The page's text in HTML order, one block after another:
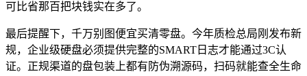
可比省那百把块钱实在多了。
最后提醒下，千万别图便宜买清零盘。今年质检总局刚发布新
规，企业级硬盘必须提供完整的SMART日志才能通过3C认
证。正规渠道的盘包装上都有防伪溯源码，扫码就能查全生命